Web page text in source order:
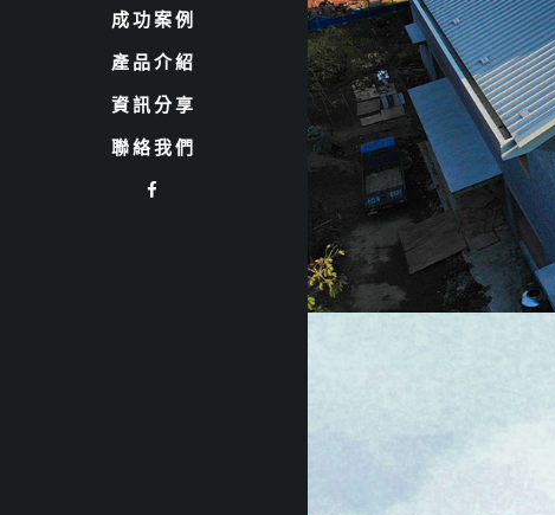
成功案例
產品介紹
資訊分享
聯絡我們